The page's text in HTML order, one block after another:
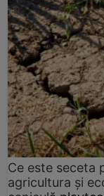
Ce este seceta
agricultura și